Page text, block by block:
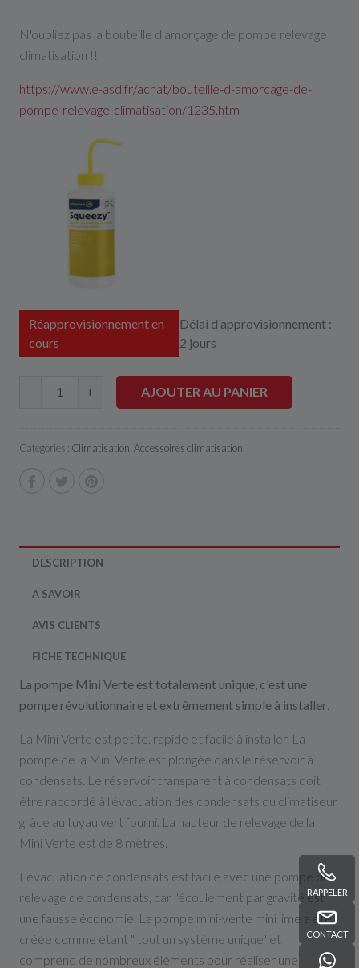
RAPPELER
CONTACT
N'oubliez pas la bouteille d'amorçage de pompe relevage
climatisation !!
https://www.e-asd.fr/achat/bouteille-d-amorcage-de-
pompe-relevage-climatisation/1235.htm
Réapprovisionnement en
cours
Délai d'approvisionnement :
2 jours
- + AJOUTER AU PANIER
Catégories : Climatisation Accessoires climatisation
DESCRIPTION
A SAVOIR
AVIS CLIENTS
FICHE TECHNIQUE
La pompe Mini Verte est totalement unique, c'est une
pompe révolutionnaire et extrêmement simple à installer
La Mini Verte est petite, rapide et facile à installer. La
pompe de la Mini Verte est plongée dans le réservoir à
condensats. Le réservoir transparent à condensats doit
être raccordé à l'évacuation des condensats du climatiseur
grâce au tuyau vert fourni. La hauteur de relevage de la
Mini Verte est de 8 mètres.
L'évacuation de condensats est facile avec une pompe de
relevage de condensats, car l'écoulement par gravité est
une fausse économie. La pompe mini-verte mini lime a été
créée comme étant " tout un système unique" et
comprend de nombreux éléments pour réaliser une